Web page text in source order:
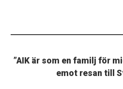
”AIK är som en familj för
emot resan till